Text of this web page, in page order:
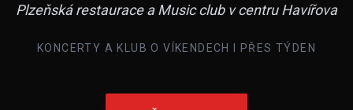
Plzeňská restaurace a Music club v centru Havířova
KONCERTY A KLUB O VÍKENDECH I PŘES TÝDEN